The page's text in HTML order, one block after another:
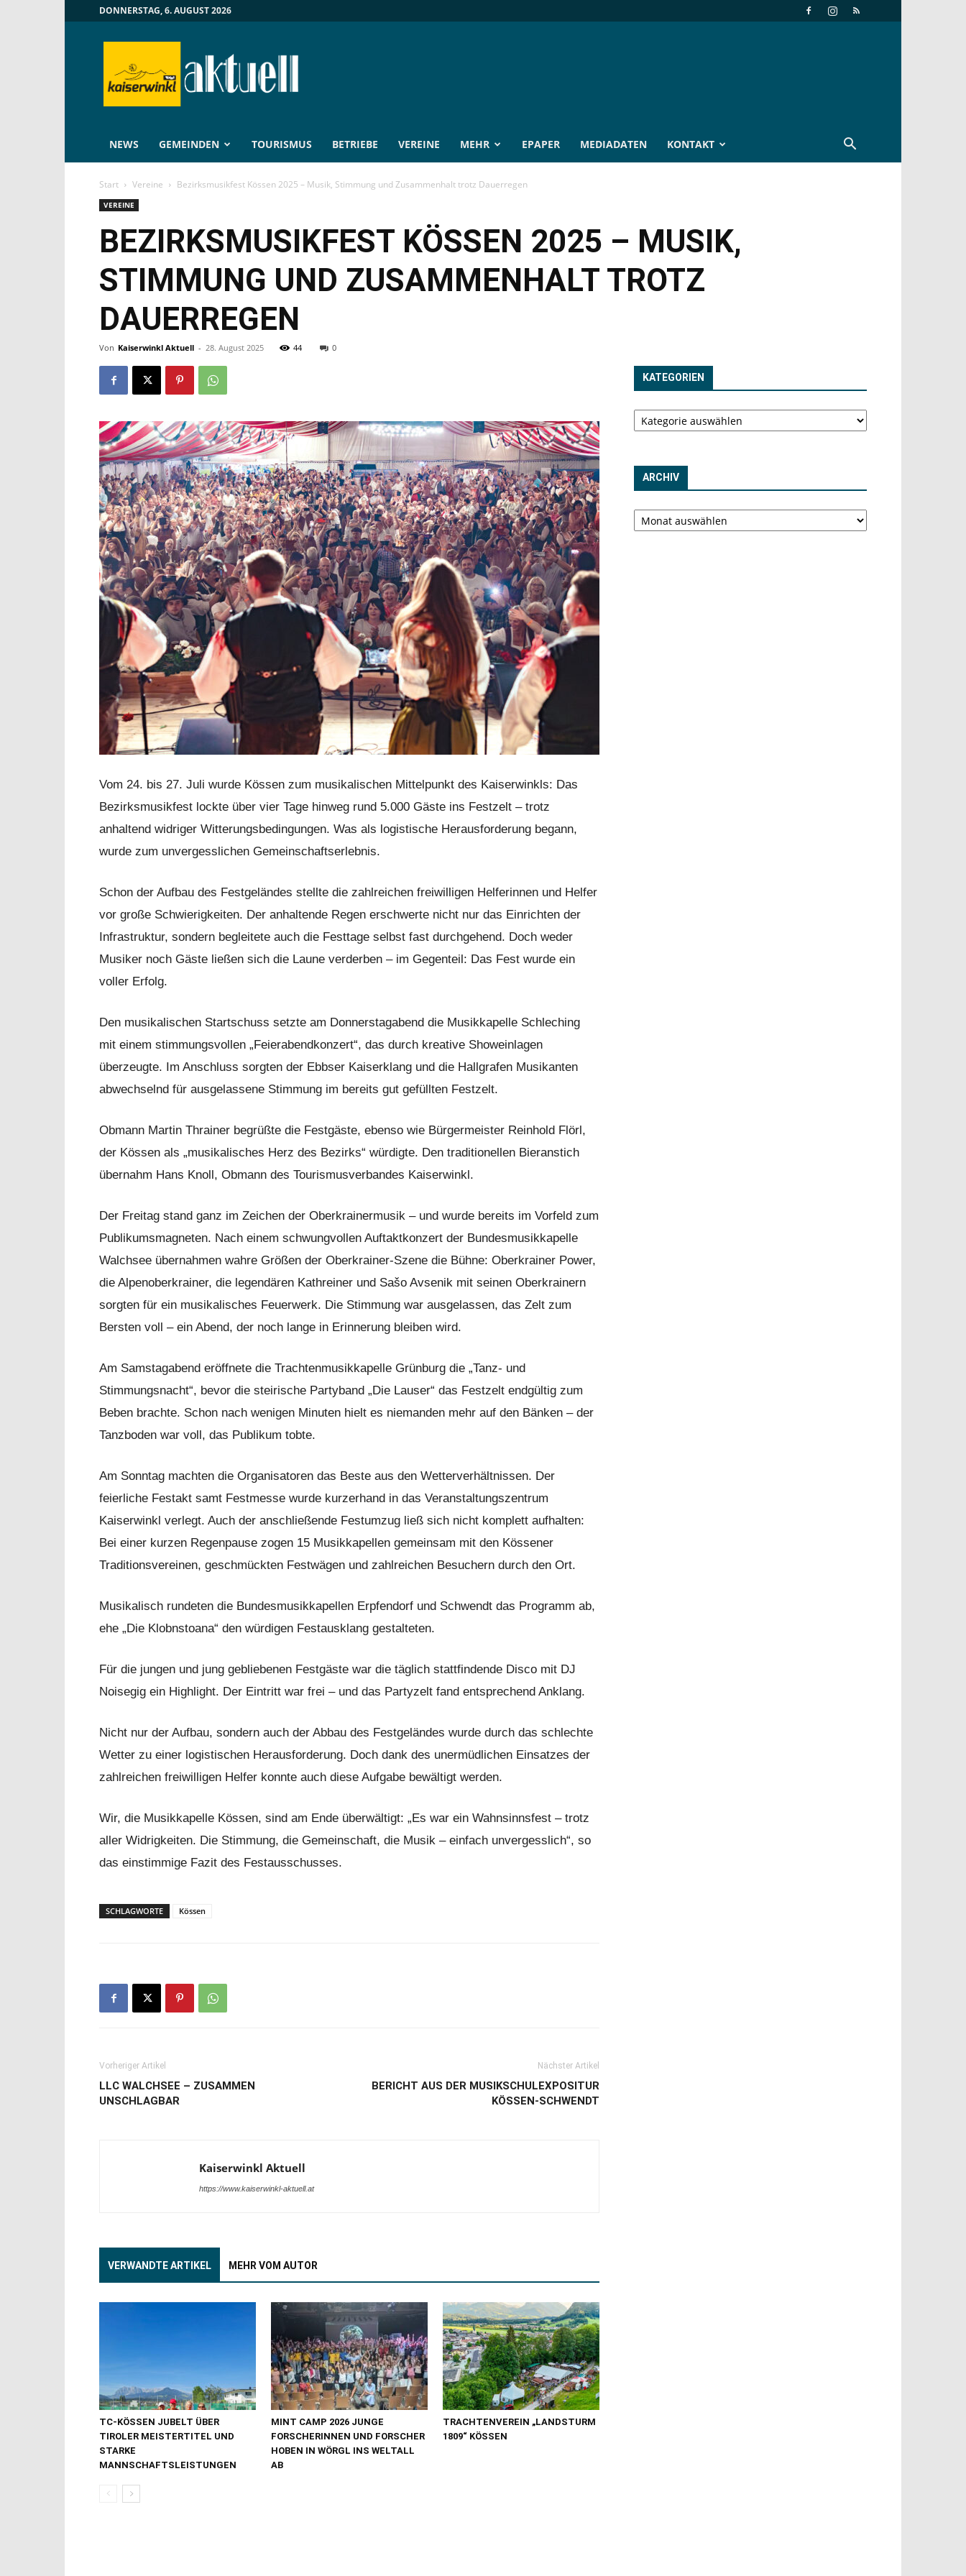
DONNERSTAG, 6. AUGUST 2026
Aktuell
NEWS GEMEINDEN TOURISMUS BETRIEBE VEREINE MEHR EPAPER MEDIADATEN KONTAKT
Start Vereine Bezirksmusikfest Kössen 2025 – Musik, Stimmung und Zusammenhalt trotz Dauerregen
VEREINE
BEZIRKSMUSIKFEST KÖSSEN 2025 – MUSIK,
STIMMUNG UND ZUSAMMENHALT TROTZ
DAUERREGEN
Von Kaiserwinkl Aktuell - 28. August 2025 44 0
Vom 24. bis 27. Juli wurde Kössen zum musikalischen Mittelpunkt des Kaiserwinkls: Das
Bezirksmusikfest lockte über vier Tage hinweg rund 5.000 Gäste ins Festzelt – trotz
anhaltend widriger Witterungsbedingungen. Was als logistische Herausforderung begann,
wurde zum unvergesslichen Gemeinschaftserlebnis.
Schon der Aufbau des Festgeländes stellte die zahlreichen freiwilligen Helferinnen und Helfer
vor große Schwierigkeiten. Der anhaltende Regen erschwerte nicht nur das Einrichten der
Infrastruktur, sondern begleitete auch die Festtage selbst fast durchgehend. Doch weder
Musiker noch Gäste ließen sich die Laune verderben – im Gegenteil: Das Fest wurde ein
voller Erfolg.
Den musikalischen Startschuss setzte am Donnerstagabend die Musikkapelle Schleching
mit einem stimmungsvollen „Feierabendkonzert“, das durch kreative Showeinlagen
überzeugte. Im Anschluss sorgten der Ebbser Kaiserklang und die Hallgrafen Musikanten
abwechselnd für ausgelassene Stimmung im bereits gut gefüllten Festzelt.
Obmann Martin Thrainer begrüßte die Festgäste, ebenso wie Bürgermeister Reinhold Flörl,
der Kössen als „musikalisches Herz des Bezirks“ würdigte. Den traditionellen Bieranstich
übernahm Hans Knoll, Obmann des Tourismusverbandes Kaiserwinkl.
Der Freitag stand ganz im Zeichen der Oberkrainermusik – und wurde bereits im Vorfeld zum
Publikumsmagneten. Nach einem schwungvollen Auftaktkonzert der Bundesmusikkapelle
Walchsee übernahmen wahre Größen der Oberkrainer-Szene die Bühne: Oberkrainer Power,
die Alpenoberkrainer, die legendären Kathreiner und Sašo Avsenik mit seinen Oberkrainern
sorgten für ein musikalisches Feuerwerk. Die Stimmung war ausgelassen, das Zelt zum
Bersten voll – ein Abend, der noch lange in Erinnerung bleiben wird.
Am Samstagabend eröffnete die Trachtenmusikkapelle Grünburg die „Tanz- und
Stimmungsnacht“, bevor die steirische Partyband „Die Lauser“ das Festzelt endgültig zum
Beben brachte. Schon nach wenigen Minuten hielt es niemanden mehr auf den Bänken – der
Tanzboden war voll, das Publikum tobte.
Am Sonntag machten die Organisatoren das Beste aus den Wetterverhältnissen. Der
feierliche Festakt samt Festmesse wurde kurzerhand in das Veranstaltungszentrum
Kaiserwinkl verlegt. Auch der anschließende Festumzug ließ sich nicht komplett aufhalten:
Bei einer kurzen Regenpause zogen 15 Musikkapellen gemeinsam mit den Kössener
Traditionsvereinen, geschmückten Festwägen und zahlreichen Besuchern durch den Ort.
Musikalisch rundeten die Bundesmusikkapellen Erpfendorf und Schwendt das Programm ab,
ehe „Die Klobnstoana“ den würdigen Festausklang gestalteten.
Für die jungen und jung gebliebenen Festgäste war die täglich stattfindende Disco mit DJ
Noisegig ein Highlight. Der Eintritt war frei – und das Partyzelt fand entsprechend Anklang.
Nicht nur der Aufbau, sondern auch der Abbau des Festgeländes wurde durch das schlechte
Wetter zu einer logistischen Herausforderung. Doch dank des unermüdlichen Einsatzes der
zahlreichen freiwilligen Helfer konnte auch diese Aufgabe bewältigt werden.
Wir, die Musikkapelle Kössen, sind am Ende überwältigt: „Es war ein Wahnsinnsfest – trotz
aller Widrigkeiten. Die Stimmung, die Gemeinschaft, die Musik – einfach unvergesslich“, so
das einstimmige Fazit des Festausschusses.
SCHLAGWORTE Kössen
Vorheriger Artikel
LLC WALCHSEE – ZUSAMMEN
UNSCHLAGBAR
Nächster Artikel
BERICHT AUS DER MUSIKSCHULEXPOSITUR
KÖSSEN-SCHWENDT
Kaiserwinkl Aktuell
https://www.kaiserwinkl-aktuell.at
VERWANDTE ARTIKEL MEHR VOM AUTOR
TC-KÖSSEN JUBELT ÜBER
TIROLER MEISTERTITEL UND
STARKE
MANNSCHAFTSLEISTUNGEN
MINT CAMP 2026 JUNGE
FORSCHERINNEN UND FORSCHER
HOBEN IN WÖRGL INS WELTALL
AB
TRACHTENVEREIN „LANDSTURM
1809“ KÖSSEN
KATEGORIEN
Kategorien
ARCHIV
Archiv